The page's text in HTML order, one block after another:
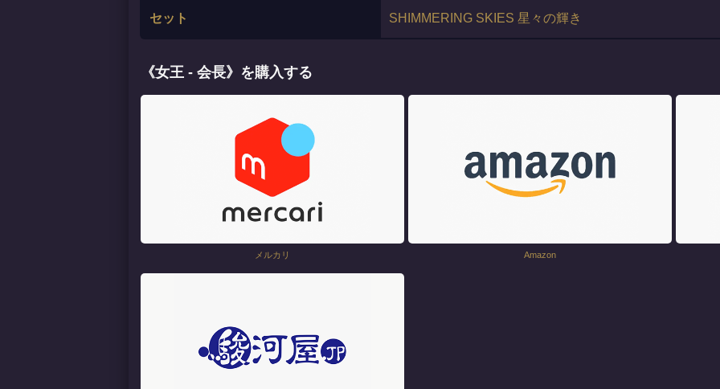
セット SHIMMERING SKIES 星々の輝き
《女王 - 会長》を購入する
メルカリ Amazon